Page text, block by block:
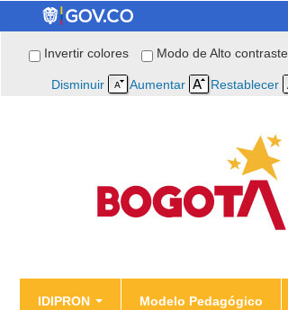
Invertir colores Modo de Alto contraste
Disminuir Aumentar Restablecer
IDIPRON Modelo Pedagógico
You are here